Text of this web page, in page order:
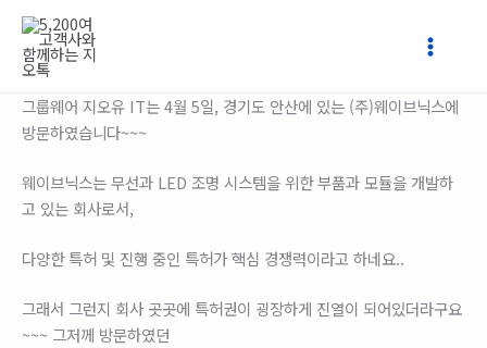
그룹웨어 지오유 IT는 4월 5일, 경기도 안산에 있는 (주)웨이브닉스에
방문하였습니다~~~
웨이브닉스는 무선과 LED 조명 시스템을 위한 부품과 모듈을 개발하
고 있는 회사로서,
다양한 특허 및 진행 중인 특허가 핵심 경쟁력이라고 하네요..
그래서 그런지 회사 곳곳에 특허권이 굉장하게 진열이 되어있더라구요
~~~ 그저께 방문하였던